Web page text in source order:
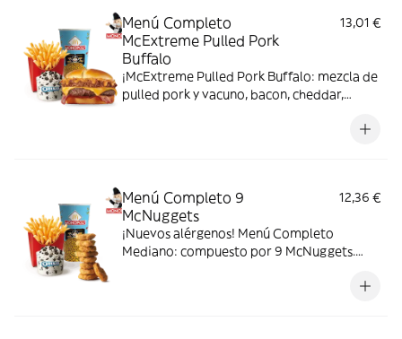
Menú Completo
McExtreme Pulled Pork
Buffalo
13,01 €
¡McExtreme Pulled Pork Buffalo: mezcla de
pulled pork y vacuno, bacon, cheddar,
Menú Completo 9
McNuggets
12,36 €
¡Nuevos alérgenos! Menú Completo
Mediano: compuesto por 9 McNuggets.